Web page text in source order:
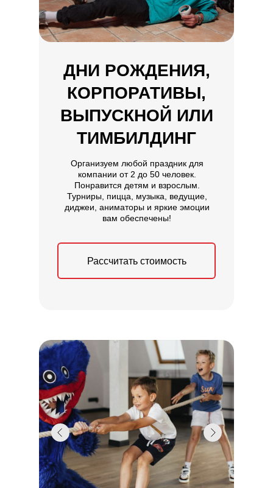
ДНИ РОЖДЕНИЯ,
КОРПОРАТИВЫ,
ВЫПУСКНОЙ ИЛИ
ТИМБИЛДИНГ
Организуем любой праздник для
компании от 2 до 50 человек.
Понравится детям и взрослым.
Турниры, пицца, музыка, ведущие,
диджеи, аниматоры и яркие эмоции
вам обеспечены!
Рассчитать стоимость